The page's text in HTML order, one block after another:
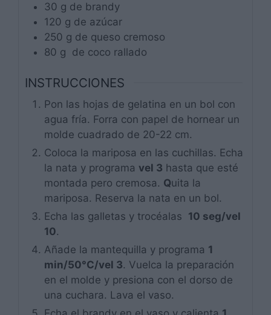
30 g de brandy
120 g de azúcar
250 g de queso cremoso
80 g de coco rallado
INSTRUCCIONES
Pon las hojas de gelatina en un bol con
agua fría. Forra con papel de hornear un
molde cuadrado de 20-22 cm.
Coloca la mariposa en las cuchillas. Echa
la nata y programa vel 3 hasta que esté
montada pero cremosa. Quita la
mariposa. Reserva la nata en un bol.
Echa las galletas y trocéalas 10 seg/vel
10.
Añade la mantequilla y programa 1
min/50°C/vel 3. Vuelca la preparación
en el molde y presiona con el dorso de
una cuchara. Lava el vaso.